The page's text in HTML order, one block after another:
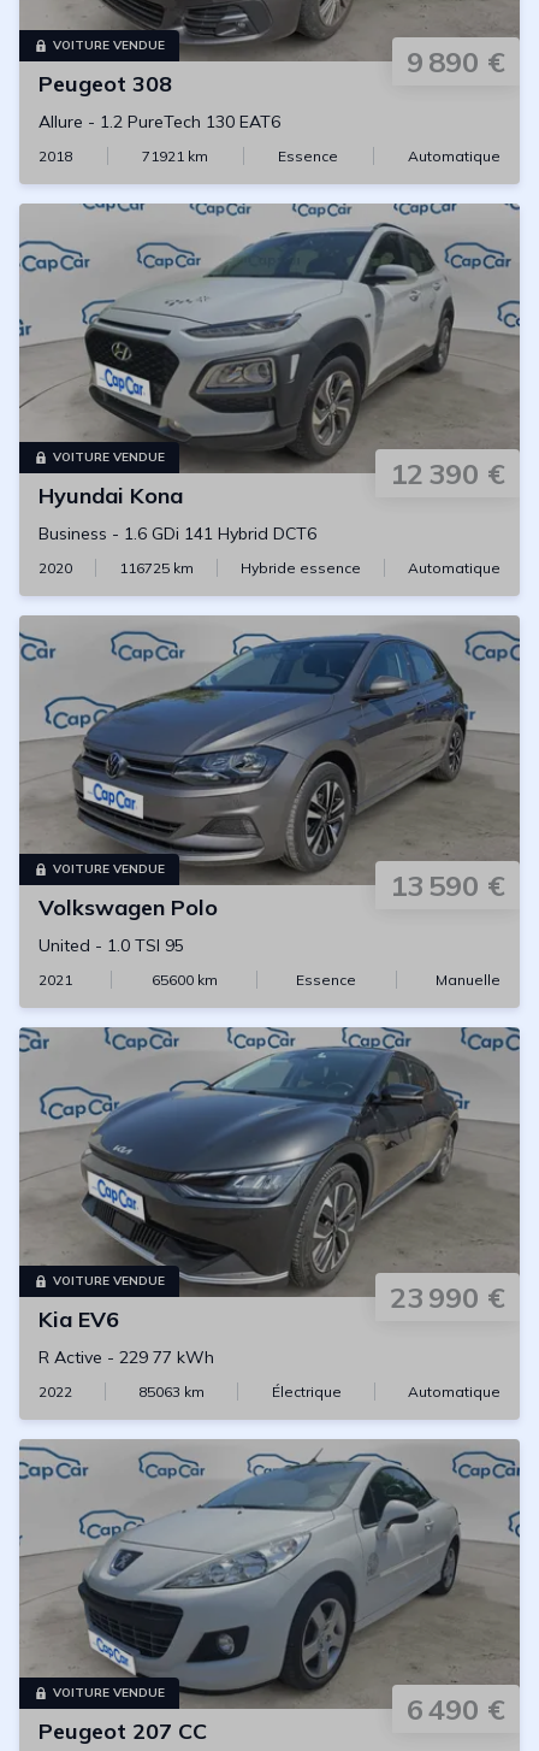
VOITURE VENDUE 9 890 €
Peugeot 308
Allure - 1.2 PureTech 130 EAT6
2018 71921 km Essence Automatique
VOITURE VENDUE 12 390 €
Hyundai Kona
Business - 1.6 GDi 141 Hybrid DCT6
2020 116725 km Hybride essence Automatique
VOITURE VENDUE 13 590 €
Volkswagen Polo
United - 1.0 TSI 95
2021 65600km Essence Manuelle
VOITURE VENDUE 23 990 €
Kia EV6
R Active - 229 77 kWh
2022 85063 km Électrique Automatique
VOITURE VENDUE 6 490 €
Peugeot 207 CC